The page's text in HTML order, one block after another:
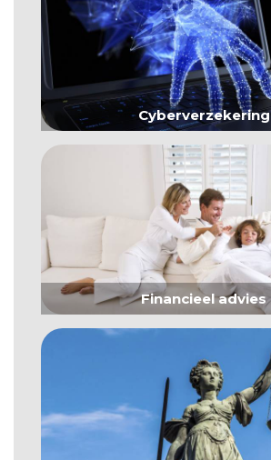
Cyberverzekering
Financieel advies